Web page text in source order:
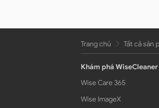
Trang chủ Tất cả sản
Khám phá WiseCleaner
Wise Care 365
Wise ImageX